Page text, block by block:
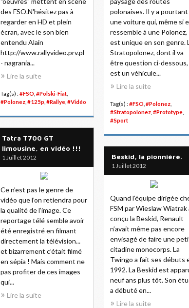
des FSO.N'hésitez pas à
regarder en HD et plein
écran, avec le son bien
entendu Alain
http://www.rallyvideo.prv.pl
- nagrania...
Lire la suite
Tag(s) : #FSO #Polski-Fiat
#Polonez #125p #Rallye #Vidéo
polonaises. Il y a pourtant
une voiture qui, même si
ressemble à une Polonez,
est unique en son genre.
Stratopolonez, dont il va
être question ci-dessous,
est un véhicule...
Lire la suite
Tag(s) : #FSO #Polonez
#Stratopolonez #Prototype
#Sport
Tatra T700 GT
limousine, en vidéo !!!
1 Juillet 2012
Ce n’est pas le genre de
vidéo que l’on retiendra pour
la qualité de l’image. Ce
reportage télé semble avoir
été enregistré en filmant
directement la télévision...
et bizarrement c’était filmé
en sépia ! Mais comment ne
pas profiter de ces images
qui...
Lire la suite
Beskid, la pionnière.
1 Juillet 2012
Quand l’équipe dirigée
FSM par Wieslaw Wiatrak
conçu la Beskid, Renault
n’avait même pas encore
envisagé de faire une
citadine monocorps. La
Twingo a fait ses débuts
1992. La Beskid est
neuf ans plus tôt. Son
a débuté en...
Lire la suite